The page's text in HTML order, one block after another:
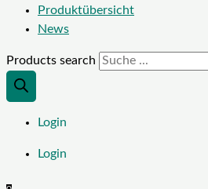
Produktübersicht
News
Products search
Login
Login